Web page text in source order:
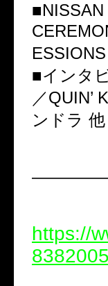
■NISSAN
■インタ
／QUIN’
ンドラ 他
https://